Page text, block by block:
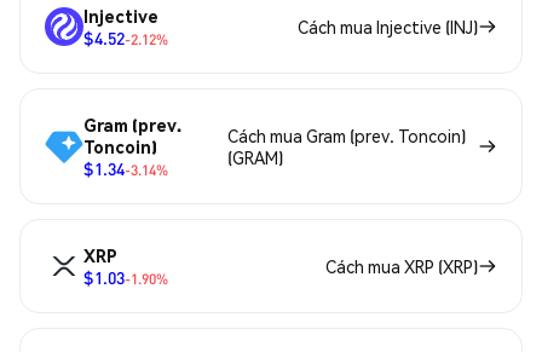
Injective
$4.52-2.12%
Cách mua Injective (INJ)
Gram (prev.
Toncoin)
$1.34-3.14%
Cách mua Gram (prev. Toncoin)
(GRAM)
XRP
$1.03-1.90%
Cách mua XRP (XRP)